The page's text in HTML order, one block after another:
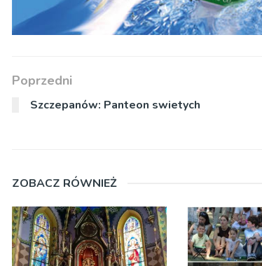
Poprzedni
Szczepanów: Panteon swietych
ZOBACZ RÓWNIEŻ